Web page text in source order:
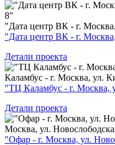
"Дата центр ВК - г.
"Дата центр ВК - г.
Детали проекта
Каламбус - г. Москва, ул.
"ТЦ Каламбус - г. Москва,
Детали проекта
Москва, ул.
"Офар - г. Москва, ул.